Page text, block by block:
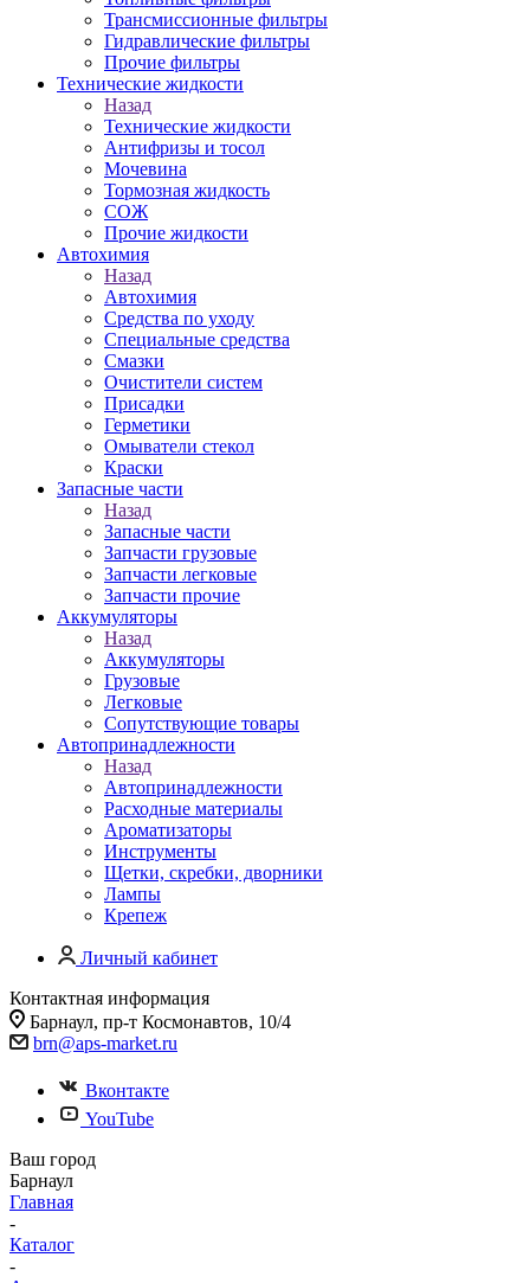
Трансмиссионные фильтры
Гидравлические фильтры
Прочие фильтры
Технические жидкости
Назад
Технические жидкости
Антифризы и тосол
Мочевина
Тормозная жидкость
СОЖ
Прочие жидкости
Автохимия
Назад
Автохимия
Средства по уходу
Специальные средства
Смазки
Очистители систем
Присадки
Герметики
Омыватели стекол
Краски
Запасные части
Назад
Запасные части
Запчасти грузовые
Запчасти легковые
Запчасти прочие
Аккумуляторы
Назад
Аккумуляторы
Грузовые
Легковые
Сопутствующие товары
Автопринадлежности
Назад
Автопринадлежности
Расходные материалы
Ароматизаторы
Инструменты
Щетки, скребки, дворники
Лампы
Крепеж
Личный кабинет
Контактная информация
Барнаул, пр-т Космонавтов, 10/4
brn@aps-market.ru
Вконтакте
YouTube
Ваш город
Барнаул
Главная
-
Каталог
-